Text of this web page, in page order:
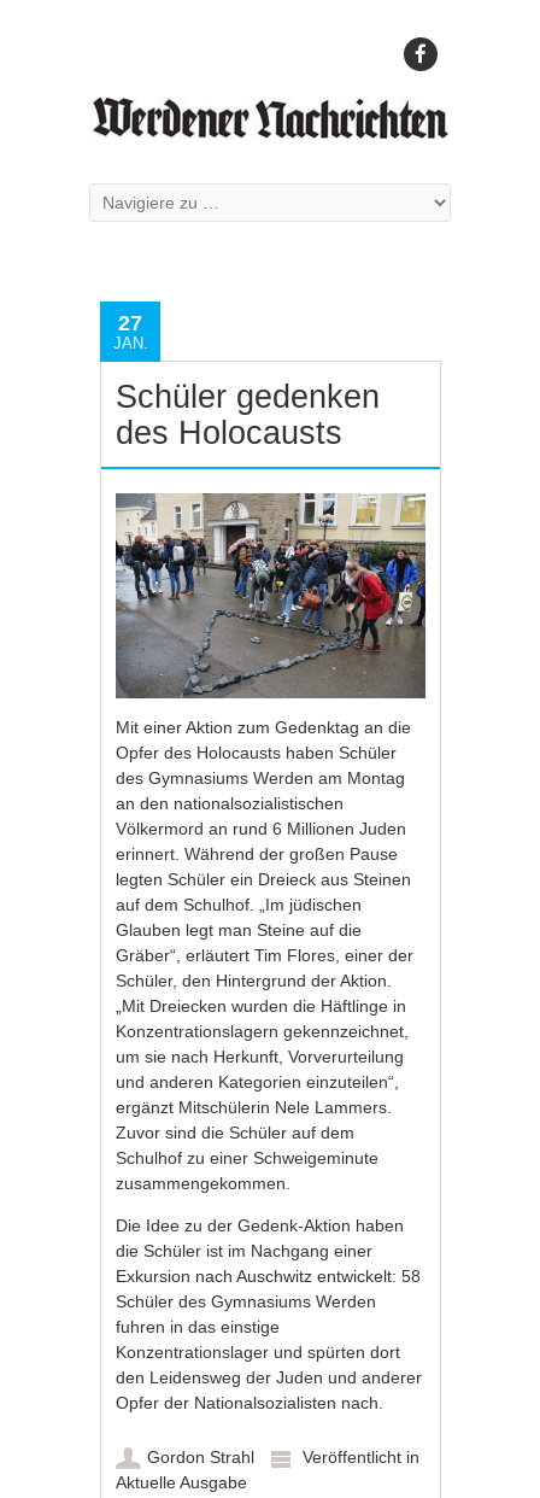
27
JAN.
Schüler gedenken
des Holocausts
Mit einer Aktion zum Gedenktag an die
Opfer des Holocausts haben Schüler
des Gymnasiums Werden am Montag
an den nationalsozialistischen
Völkermord an rund 6 Millionen Juden
erinnert. Während der großen Pause
legten Schüler ein Dreieck aus Steinen
auf dem Schulhof. „Im jüdischen
Glauben legt man Steine auf die
Gräber“, erläutert Tim Flores, einer der
Schüler, den Hintergrund der Aktion.
„Mit Dreiecken wurden die Häftlinge in
Konzentrationslagern gekennzeichnet,
um sie nach Herkunft, Vorverurteilung
und anderen Kategorien einzuteilen“,
ergänzt Mitschülerin Nele Lammers.
Zuvor sind die Schüler auf dem
Schulhof zu einer Schweigeminute
zusammengekommen.
Die Idee zu der Gedenk-Aktion haben
die Schüler ist im Nachgang einer
Exkursion nach Auschwitz entwickelt: 58
Schüler des Gymnasiums Werden
fuhren in das einstige
Konzentrationslager und spürten dort
den Leidensweg der Juden und anderer
Opfer der Nationalsozialisten nach.
Gordon Strahl
Veröffentlicht in
Aktuelle Ausgabe